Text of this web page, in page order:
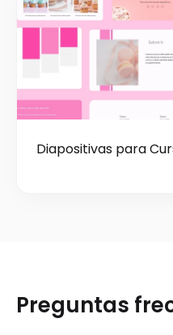
Diapositivas para
Preguntas